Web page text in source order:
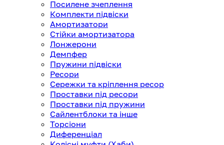
Посилене зчеплення
Комплекти підвіски
Амортизатори
Стійки амортизатора
Лонжерони
Демпфер
Пружини підвіски
Ресори
Сережки та кріплення ресор
Проставки під ресори
Проставки під пружини
Сайлентблоки та інше
Торсіони
Диференціал